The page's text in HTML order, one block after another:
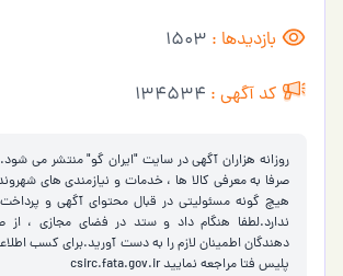
بازدیدها : 1503
کد آگهی : 134534
روزانه هزاران آگهی در سایت "ایران گو" منتشر می
صرفا به معرفی کالا ها ، خدمات و نیازمندی های
هیچ گونه مسئولیتی در قبال محتوای آگهی و پرداخت
ندارد.لطفا هنگام داد و ستد در فضای مجازی ،
دهندگان اطمینان لازم را به دست آورید.برای کسب
پلیس فتا مراجعه نماییدcsirc.fata.gov.ir